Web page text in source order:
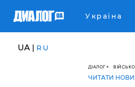
Україна
UA | RU
ДІАЛОГ
ЧИТАТИ